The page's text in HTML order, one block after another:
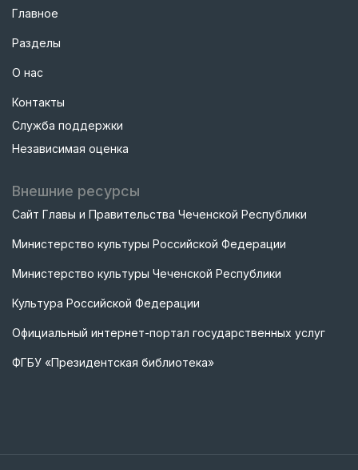
Главное
Разделы
О нас
Контакты
Служба поддержки
Независимая оценка
Внешние ресурсы
Сайт Главы и Правительства Чеченской Республики
Министерство культуры Российской Федерации
Министерство культуры Чеченской Республики
Культура Российской Федерации
Официальный интернет-портал государственных услуг
ФГБУ «Президентская библиотека»